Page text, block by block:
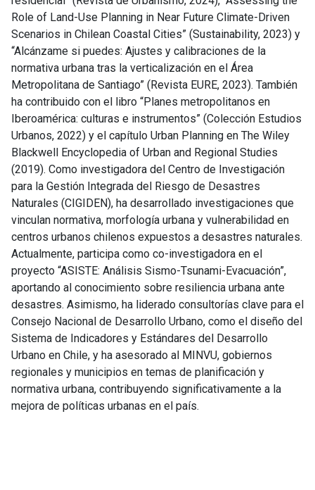
Role of Land-Use Planning in Near Future Climate-Driven
Scenarios in Chilean Coastal Cities” (Sustainability, 2023) y
“Alcánzame si puedes: Ajustes y calibraciones de la
normativa urbana tras la verticalización en el Área
Metropolitana de Santiago” (Revista EURE, 2023). También
ha contribuido con el libro “Planes metropolitanos en
Iberoamérica: culturas e instrumentos” (Colección Estudios
Urbanos, 2022) y el capítulo Urban Planning en The Wiley
Blackwell Encyclopedia of Urban and Regional Studies
(2019). Como investigadora del Centro de Investigación
para la Gestión Integrada del Riesgo de Desastres
Naturales (CIGIDEN), ha desarrollado investigaciones que
vinculan normativa, morfología urbana y vulnerabilidad en
centros urbanos chilenos expuestos a desastres naturales.
Actualmente, participa como co-investigadora en el
proyecto “ASISTE: Análisis Sismo-Tsunami-Evacuación”,
aportando al conocimiento sobre resiliencia urbana ante
desastres. Asimismo, ha liderado consultorías clave para el
Consejo Nacional de Desarrollo Urbano, como el diseño del
Sistema de Indicadores y Estándares del Desarrollo
Urbano en Chile, y ha asesorado al MINVU, gobiernos
regionales y municipios en temas de planificación y
normativa urbana, contribuyendo significativamente a la
mejora de políticas urbanas en el país.